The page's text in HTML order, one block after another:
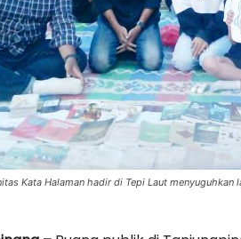
Kata Halaman hadir di Tepi Laut